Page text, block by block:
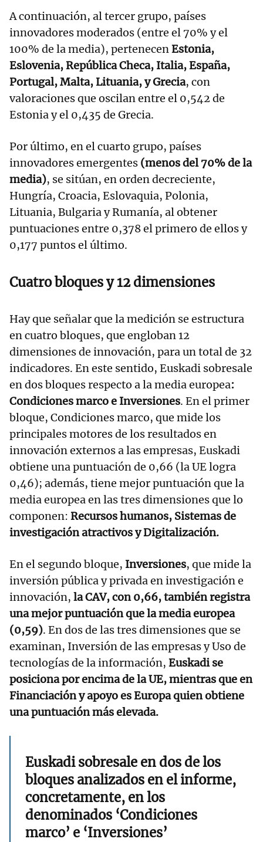
A continuación, al tercer grupo, países
innovadores moderados (entre el 70% y el
100% de la media), pertenecenEstonia,
Eslovenia, República Checa, Italia, España,
Portugal, Malta, Lituania, y Grecia, con
valoraciones que oscilan entre el 0,542 de
Estonia y el 0,435 de Grecia.
Por último, en el cuarto grupo, países
innovadores emergentes (menos del 70% de la
media), se sitúan, en orden decreciente,
Hungría, Croacia, Eslovaquia, Polonia,
Lituania, Bulgaria y Rumanía, al obtener
puntuaciones entre 0,378 el primero de ellos y
0,177 puntos el último.
Cuatro bloques y 12 dimensiones
Hay que señalar que la medición se estructura
en cuatro bloques, que engloban 12
dimensiones de innovación, para un total de 32
indicadores. En este sentido, Euskadi sobresale
en dos bloques respecto a la media europea:
Condiciones marco e Inversiones. En el primer
bloque, Condiciones marco, que mide los
principales motores de los resultados en
innovación externos a las empresas, Euskadi
obtiene una puntuación de 0,66 (la UE logra
0,46); además, tiene mejor puntuación que la
media europea en las tres dimensiones que lo
componen: Recursos humanos, Sistemas de
investigación atractivos y Digitalización.
En el segundo bloque, Inversiones, que mide la
inversión pública y privada en investigación e
innovación, la CAV, con 0,66, también registra
una mejor puntuación que la media europea
(0,59). En dos de las tres dimensiones que se
examinan, Inversión de las empresas y Uso de
tecnologías de la información, Euskadi se
posiciona por encima de la UE, mientras que en
Financiación y apoyo es Europa quien obtiene
una puntuación más elevada.
Euskadi sobresale en dos de los
bloques analizados en el informe,
concretamente, en los
denominados ‘Condiciones
marco’ e ‘Inversiones’